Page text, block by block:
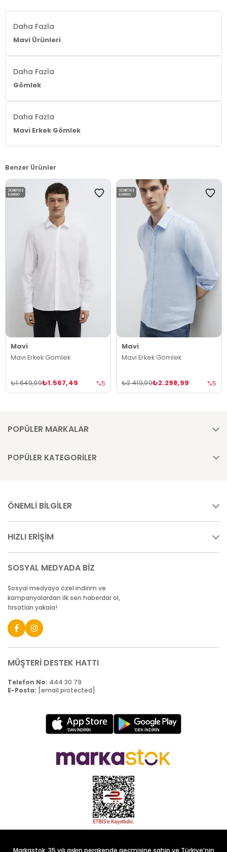
Daha Fazla
Mavi Ürünleri
Daha Fazla
Gömlek
Daha Fazla
Mavi Erkek Gömlek
Benzer Ürünler
Mavi
Mavi Erkek Gömlek
₺1.567,49
₺1.649,99 %5
ÜCRETSIZ
KARGO
Mavi
Mavi Erkek Gömlek
₺2.298,99
₺2.419,99 %5
ÜCRETSIZ
KARGO
POPÜLER MARKALAR
POPÜLER KATEGORİLER
ÖNEMLİ BİLGİLER
HIZLI ERİŞİM
SOSYAL MEDYADA BİZ
Sosyal medyaya özel indirim ve
kampanyalardan ilk sen haberdar ol,
fırsatları yakala!
MÜŞTERİ DESTEK HATTI
Telefon No: 444 30 79
E-Posta: [email protected]
Markastok, 35 yılı aşkın perakende geçmişine sahip ve Türkiye’nin